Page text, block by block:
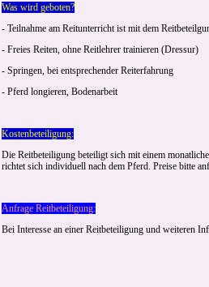
Was wird geboten?
- Teilnahme am Reitunterricht ist mit dem
- Freies Reiten, ohne Reitlehrer trainieren (Dressur)
- Springen, bei entsprechender Reiterfahrung
- Pferd longieren, Bodenarbeit
Kostenbeteiligung:
Die Reitbeteiligung beteiligt sich mit einem
richtet sich individuell nach dem Pferd. Preise bitte
Anfrage Reitbeteiligung:
Bei Interesse an einer Reitbeteiligung und weiteren